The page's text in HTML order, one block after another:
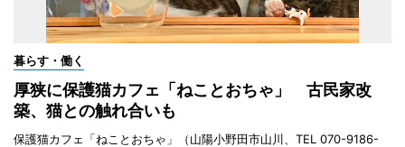
暮らす・働く
厚狭に保護猫カフェ「ねことおちゃ」 古民家改
築、猫との触れ合いも
保護猫カフェ「ねことおちゃ」（山陽小野田市山川、TEL 070-9186-